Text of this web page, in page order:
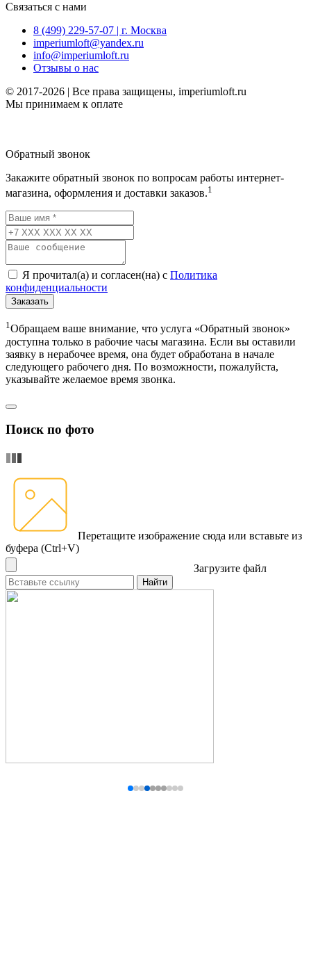
Связаться с нами
8 (499) 229-57-07 | г. Москва
imperiumloft@yandex.ru
info@imperiumloft.ru
Отзывы о нас
© 2017-2026 | Все права защищены, imperiumloft.ru
Мы принимаем к оплате
Обратный звонок
Закажите обратный звонок по вопросам работы интернет-
магазина, оформления и доставки заказов.1
Я прочитал(а) и согласен(на) с Политика
конфиденциальности
Заказать
1Обращаем ваше внимание, что услуга «Обратный звонок»
доступна только в рабочие часы магазина. Если вы оставили
заявку в нерабочее время, она будет обработана в начале
следующего рабочего дня. По возможности, пожалуйста,
указывайте желаемое время звонка.
Поиск по фото
Перетащите изображение сюда или вставьте из
буфера (Ctrl+V)
Загрузите файл
Найти